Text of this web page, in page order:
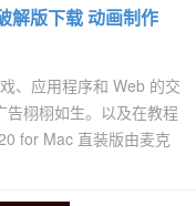
解版下载 动画制作
、应用程序和 Web 的交
栩栩如生。以及在教程
for Mac 直装版由麦克